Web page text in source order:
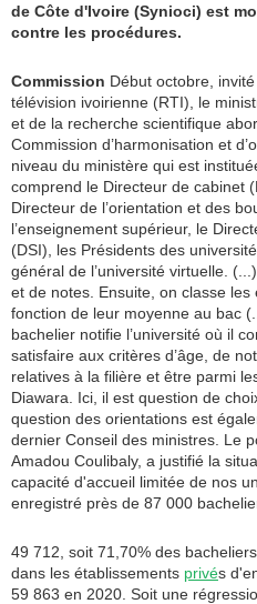
de Côte d'Ivoire (Synioci) est
contre les procédures.
Commission Début octobre,
télévision ivoirienne (RTI), le
et de la recherche scientifique
Commission d’harmonisation et
niveau du ministère qui est
comprend le Directeur de cabinet
Directeur de l’orientation et des
l’enseignement supérieur, le
(DSI), les Présidents des
général de l’université virtuelle.
et de notes. Ensuite, on classe
fonction de leur moyenne au bac
bachelier notifie l’université où il
satisfaire aux critères d’âge, de
relatives à la filière et être parmi
Diawara. Ici, il est question de
question des orientations est
dernier Conseil des ministres. Le
Amadou Coulibaly, a justifié la
capacité d'accueil limitée de nos
enregistré près de 87 000
49 712, soit 71,70% des
dans les établissements privés
59 863 en 2020. Soit une